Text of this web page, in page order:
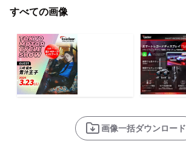
すべての画像
画像一括ダウンロード